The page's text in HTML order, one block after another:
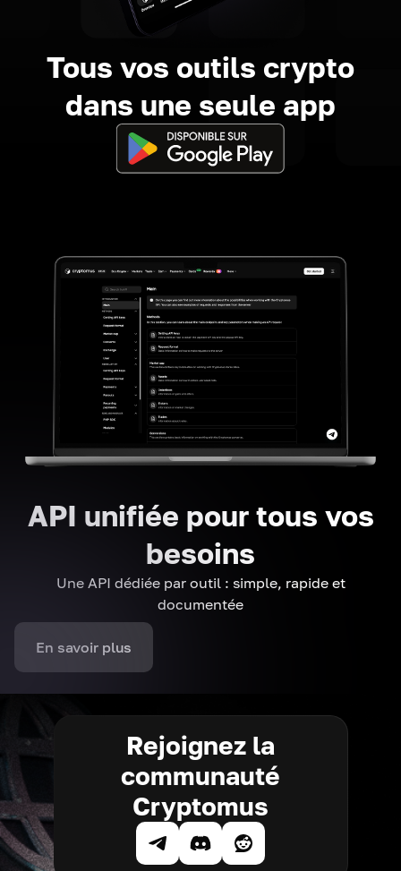
Tous vos outils crypto
dans une seule app
API unifiée pour tous vos
besoins
Une API dédiée par outil : simple, rapide et
documentée
En savoir plus
Rejoignez la
communauté
Cryptomus